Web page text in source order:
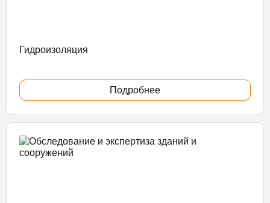
Гидроизоляция
Подробнее